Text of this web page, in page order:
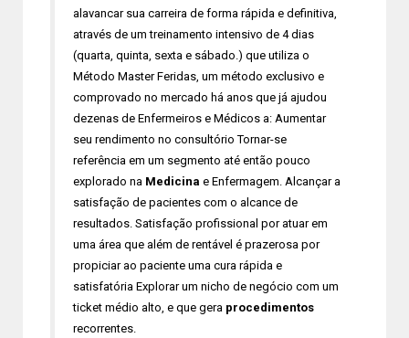
alavancar sua carreira de forma rápida e definitiva,
através de um treinamento intensivo de 4 dias
(quarta, quinta, sexta e sábado.) que utiliza o
Método Master Feridas, um método exclusivo e
comprovado no mercado há anos que já ajudou
dezenas de Enfermeiros e Médicos a: Aumentar
seu rendimento no consultório Tornar-se
referência em um segmento até então pouco
explorado na Medicina e Enfermagem. Alcançar a
satisfação de pacientes com o alcance de
resultados. Satisfação profissional por atuar em
uma área que além de rentável é prazerosa por
propiciar ao paciente uma cura rápida e
satisfatória Explorar um nicho de negócio com um
ticket médio alto, e que gera procedimentos
recorrentes.